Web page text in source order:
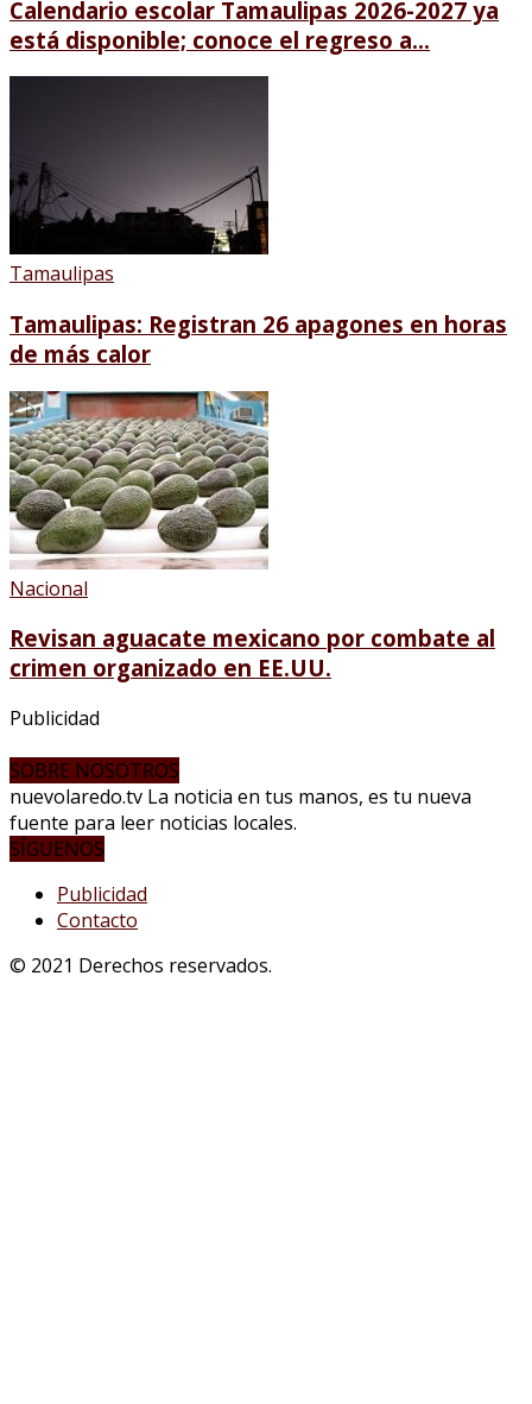
Calendario escolar Tamaulipas 2026-2027 ya
está disponible; conoce el regreso a...
Tamaulipas
Tamaulipas: Registran 26 apagones en horas
de más calor
Nacional
Revisan aguacate mexicano por combate al
crimen organizado en EE.UU.
Publicidad
SOBRE NOSOTROS
nuevolaredo.tv La noticia en tus manos, es tu nueva
fuente para leer noticias locales.
SÍGUENOS
Publicidad
Contacto
© 2021 Derechos reservados.